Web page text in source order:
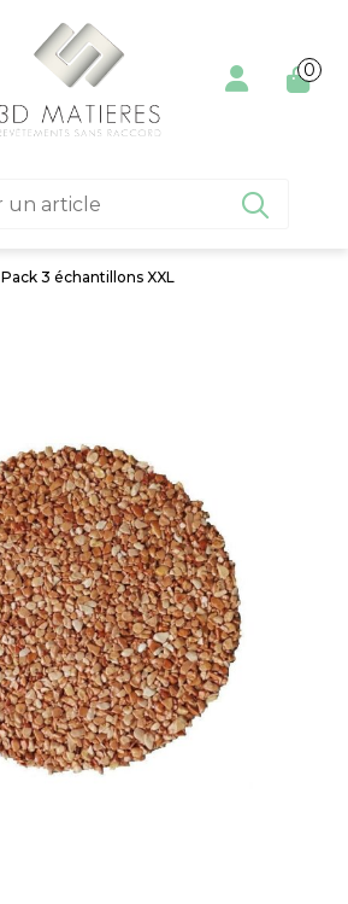
 0
Pack 3 échantillons XXL